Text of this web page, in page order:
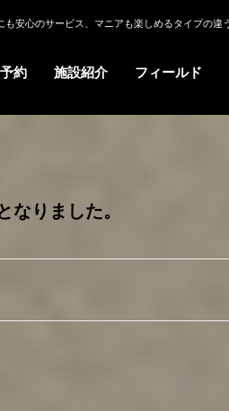
安心のサービス、マニアも楽しめるタイプの違
約 施設紹介 フィールド
りました。